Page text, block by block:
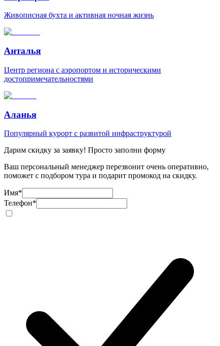
Живописная бухта и активная ночная жизнь
Анталья
Центр региона с аэропортом и историческими
достопримечательностями
Аланья
Популярный курорт с развитой инфраструктурой
Дарим скидку за заявку! Просто заполни форму
Ваш персональный менеджер перезвонит очень оперативно,
поможет с подбором тура и подарит промокод на скидку.
Имя*
Телефон*